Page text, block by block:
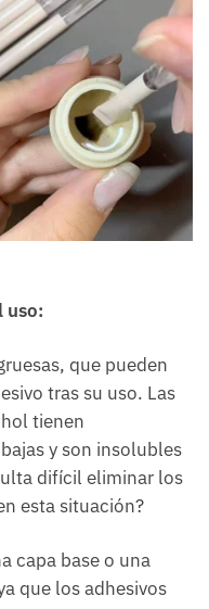
uso:
que pueden
tras su uso. Las
tienen
y son insolubles
difícil eliminar los
esta situación?
capa base o una
que los adhesivos